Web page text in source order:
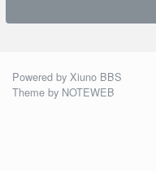
Powered by Xiuno BBS
Theme by NOTEWEB